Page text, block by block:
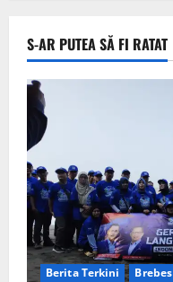
S-AR PUTEA SĂ FI RATAT
Berita Terkini Brebes